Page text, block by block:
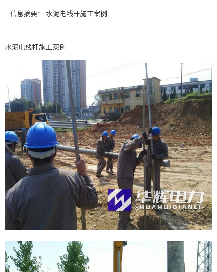
信息摘要： 水泥电线杆施工案例
水泥电线杆施工案例